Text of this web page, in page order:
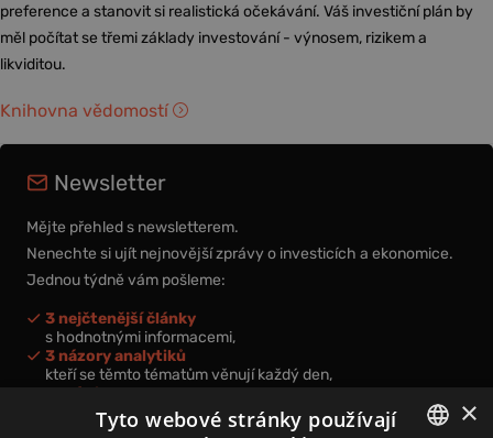
preference a stanovit si realistická očekávání. Váš investiční plán by
měl počítat se třemi základy investování - výnosem, rizikem a
likviditou.
Knihovna vědomostí
Newsletter
Mějte přehled s newsletterem.
Nenechte si ujít nejnovější zprávy o investicích a ekonomice.
Jednou týdně vám pošleme:
3 nejčtenější články
s hodnotnými informacemi,
3 názory analytiků
kteří se těmto tématům věnují každý den,
nová videa a podcasty
k prohloubení vašich znalostí.
×
Tyto webové stránky používají